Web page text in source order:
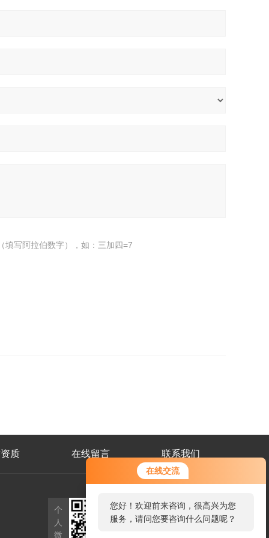
在线交流
您好！欢迎前来咨询，很高兴为您
服务，请问您要咨询什么问题呢？
填写阿拉伯数字），如：三加四=7
质 在线留言 联系我们
个
人
微
公
众
号